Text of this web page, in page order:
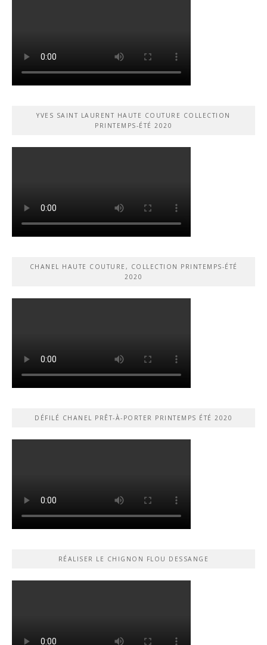
YVES SAINT LAURENT HAUTE COUTURE COLLECTION
PRINTEMPS-ÉTÉ 2020
CHANEL HAUTE COUTURE, COLLECTION PRINTEMPS-ÉTÉ
2020
DÉFILÉ CHANEL PRÊT-À-PORTER PRINTEMPS ÉTÉ 2020
RÉALISER LE CHIGNON FLOU DESSANGE